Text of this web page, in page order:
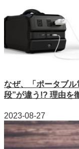
なぜ、「ポータブ
段”が違う!? 理由を
2023-08-27